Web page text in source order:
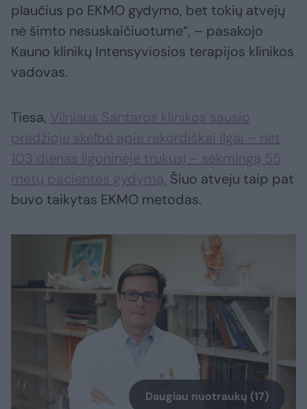
plaučius po EKMO gydymo, bet tokių atvejų
nė šimto nesuskaičiuotume“, – pasakojo
Kauno klinikų Intensyviosios terapijos klinikos
vadovas.
Tiesa, Vilniaus Santaros klinikos sausio
pradžioje skelbė apie rekordiškai ilgai – net
103 dienas ligoninėje trukusį – sėkmingą 55
metų pacientės gydymą. Šiuo atveju taip pat
buvo taikytas EKMO metodas.
Daugiau nuotraukų (17)